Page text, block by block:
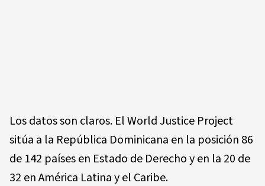
Los datos son claros. El World Justice Project
sitúa a la República Dominicana en la posición 86
de 142 países en Estado de Derecho y en la 20 de
32 en América Latina y el Caribe.